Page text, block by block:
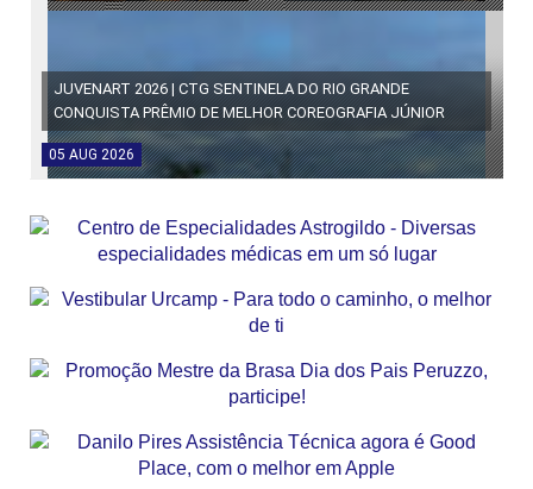
JUVENART 2026 | CTG SENTINELA DO RIO GRANDE
CONQUISTA PRÊMIO DE MELHOR COREOGRAFIA JÚNIOR
05 AUG 2026